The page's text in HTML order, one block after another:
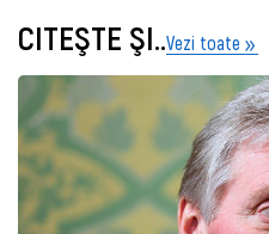
CITEŞTE ŞI..Vezi toate